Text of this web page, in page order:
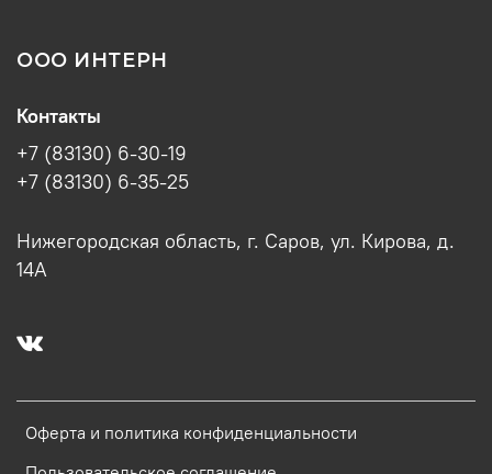
ООО ИНТЕРН
Оферта и политика конфиденциальности
Контакты
+7 (83130) 6-30-19
+7 (83130) 6-35-25
Нижегородская область, г. Саров, ул. Кирова, д.
14А